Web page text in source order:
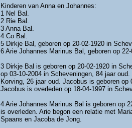
Kinderen van Anna en Johannes:
1 Nel Bal.
2 Rie Bal.
3 Anna Bal.
4 Co Bal.
5 Dirkje Bal, geboren op 20-02-1920 in
6 Arie Johannes Marinus Bal, geboren op
3 Dirkje Bal is geboren op 20-02-1920 in
op 03-10-2004 in Scheveningen, 84 jaar
Korving, 26 jaar oud. Jacobus is geboren
Jacobus is overleden op 18-04-1997 in
4 Arie Johannes Marinus Bal is geboren op
is overleden. Arie begon een relatie met
Spaans en Jacoba de Jong.